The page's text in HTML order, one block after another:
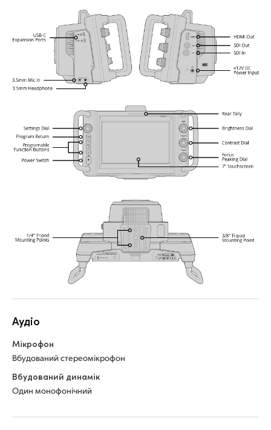
Aудіо
Мікрофон
Вбудований стереомікрофон
Вбудований динамік
Один монофонічний